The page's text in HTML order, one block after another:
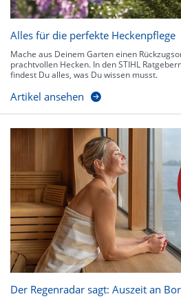
Alles für die perfekte Heckenpflege
Mache aus Deinem Garten einen
prachtvollen Hecken. In den STIHL
findest Du alles, was Du wissen musst.
Artikel ansehen
Der Regenradar sagt: Auszeit an